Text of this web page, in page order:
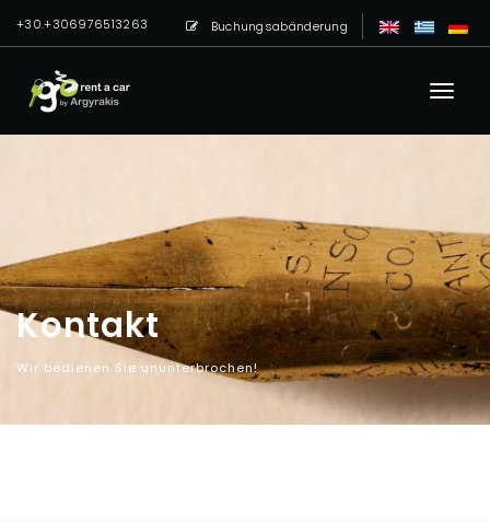
+30.+306976513263 Buchungsabänderung
Kontakt
Wir bedienen Sie ununterbrochen!